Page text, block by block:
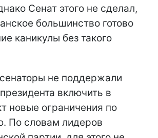
Сенат этого не сделал,
большинство готово
каникулы без такого
не поддержали
включить в
новые ограничения по
По словам лидеров